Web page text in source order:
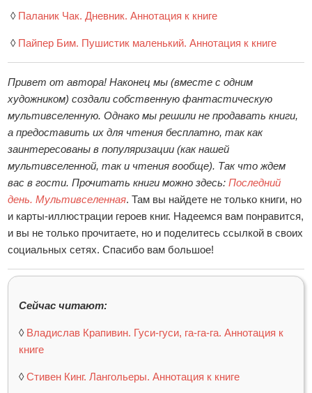
◊ Паланик Чак. Дневник. Аннотация к книге
◊ Пайпер Бим. Пушистик маленький. Аннотация к книге
Привет от автора! Наконец мы (вместе с одним
художником) создали собственную фантастическую
мультивселенную. Однако мы решили не продавать книги,
а предоставить их для чтения бесплатно, так как
заинтересованы в популяризации (как нашей
мультивселенной, так и чтения вообще). Так что ждем
вас в гости. Прочитать книги можно здесь:Последний
день. Мультивселенная. Там вы найдете не только книги, но
и карты-иллюстрации героев книг. Надеемся вам понравится,
и вы не только прочитаете, но и поделитесь ссылкой в своих
социальных сетях. Спасибо вам большое!
Сейчас читают:
◊ Владислав Крапивин. Гуси-гуси, га-га-га. Аннотация к
книге
◊Стивен Кинг. Лангольеры. Аннотация к книге